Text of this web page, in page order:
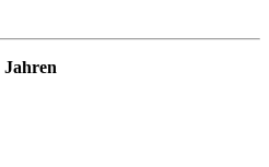
Jahren